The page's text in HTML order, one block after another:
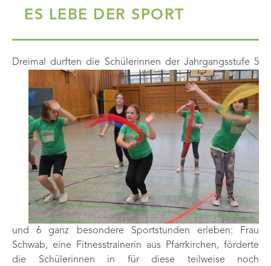
ES LEBE DER SPORT
Dreimal durften die Schülerinnen der Jahrgangsstufe 5
und 6 ganz besondere Sportstunden erleben: Frau
Schwab, eine Fitnesstrainerin aus Pfarrkirchen, förderte
die Schülerinnen in für diese teilweise noch